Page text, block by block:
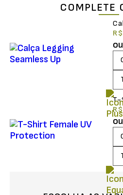
COMPLETE
Up
ou
T-
ou